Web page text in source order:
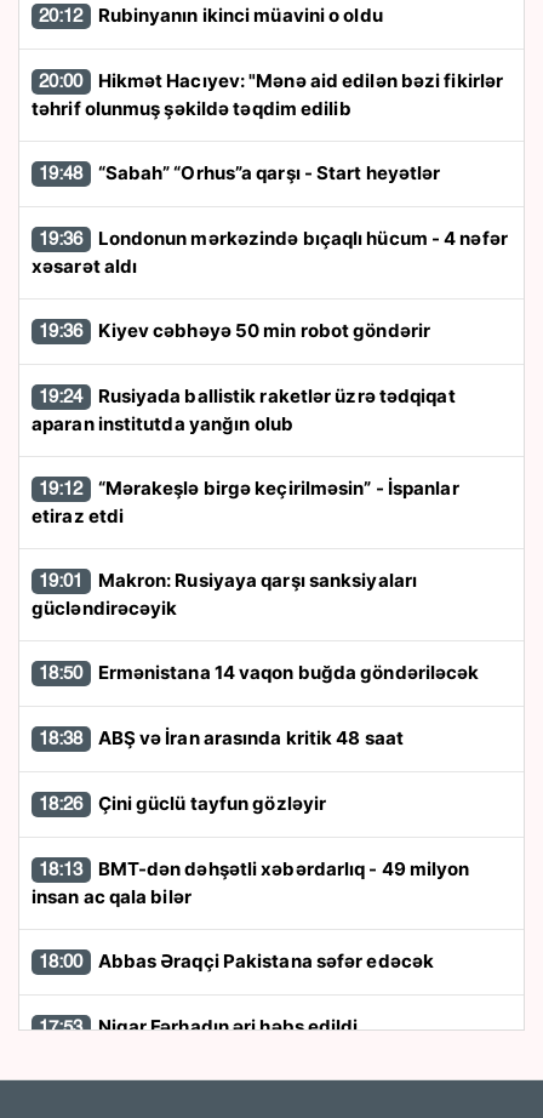
20:12 Rubinyanın ikinci müavini o oldu
20:00
təhrif olunmuş şəkildə təqdim edilib
19:48 “Sabah” “Orhus”a qarşı - Start heyətlər
19:36
xəsarət aldı
19:36 Kiyev cəbhəyə 50 min robot göndərir
19:24
aparan institutda yanğın olub
19:12
etiraz etdi
19:01
gücləndirəcəyik
18:50 Ermənistana 14 vaqon buğda göndəriləcək
18:38 ABŞ və İran arasında kritik 48 saat
18:26 Çini güclü tayfun gözləyir
18:13
insan ac qala bilər
18:00 Abbas Əraqçi Pakistana səfər edəcək
17:53 Nigar Fərhadın əri həbs edildi